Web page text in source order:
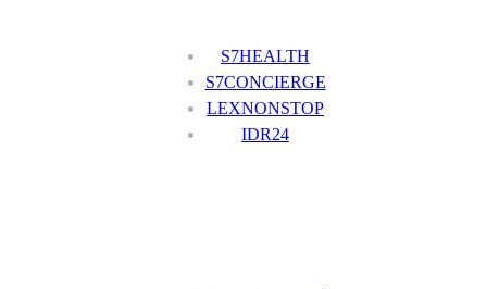
S7HEALTH
S7CONCIERGE
LEXNONSTOP
IDR24